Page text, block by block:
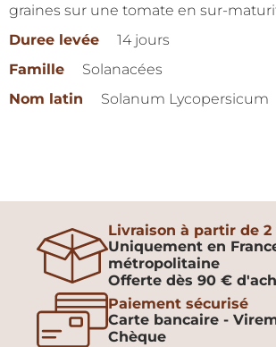
graines sur une tomate en sur-
Duree levée
14 jours
Famille
Solanacées
Nom latin
Solanum Lycopersicum
Livraison à partir de 2
Uniquement en
métropolitaine
Offerte dès 90 €
Paiement sécurisé
Carte bancaire -
Chèque